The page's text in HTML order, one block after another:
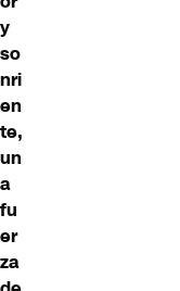
y
so
nri
en
te,
un
a
fu
er
za